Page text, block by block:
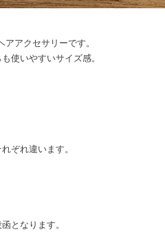
アクセサリーです。
使いやすいサイズ感。
ぞれ違います。
となります。